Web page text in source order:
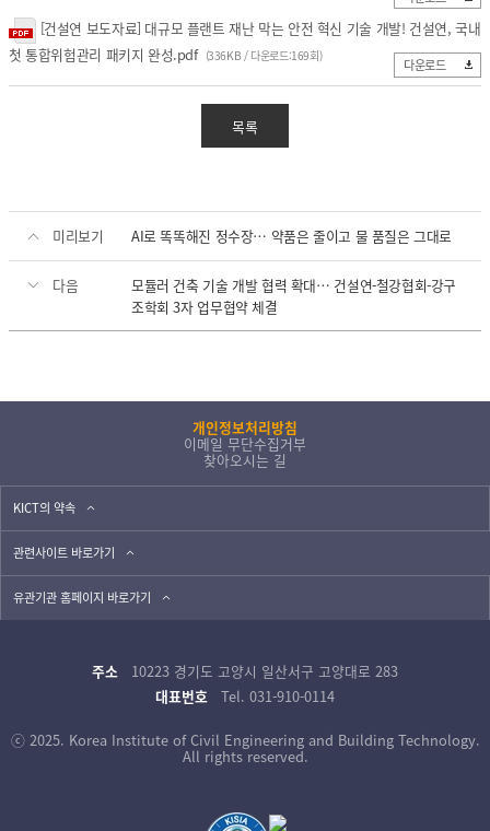
[건설연 보도자료] 대규모 플랜트 재난 막는 안전 혁신 기술 개발! 건설연, 국내
첫 통합위험관리 패키지 완성.pdf (336KB / 다운로드:169회)
다운로드
목록
미리보기 AI로 똑똑해진 정수장… 약품은 줄이고 물 품질은 그대로
다음
모듈러 건축 기술 개발 협력 확대… 건설연-철강협회-강구
조학회 3자 업무협약 체결
개인정보처리방침
이메일 무단수집거부
찾아오시는 길
KICT의 약속
관련사이트 바로가기
유관기관 홈페이지 바로가기
주소
10223 경기도 고양시 일산서구 고양대로 283
대표번호
Tel. 031-910-0114
ⓒ 2025. Korea Institute of Civil Engineering and Building Technology.
All rights reserved.